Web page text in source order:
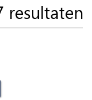
resultaten